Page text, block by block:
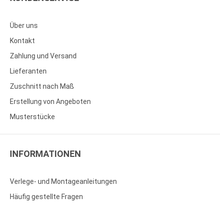
Über uns
Kontakt
Zahlung und Versand
Lieferanten
Zuschnitt nach Maß
Erstellung von Angeboten
Musterstücke
INFORMATIONEN
Verlege- und Montageanleitungen
Häufig gestellte Fragen